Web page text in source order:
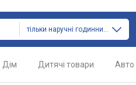
тільки наручні годинники
Дім Дитячі товари Авто